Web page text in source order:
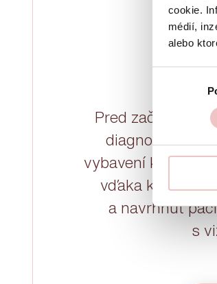
cookie.
médií,
alebo
Pred začatím
diagnostika
vybavení
vďaka ktorým
a navrhnúť
s